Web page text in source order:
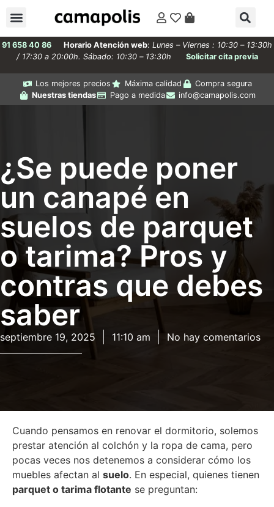
91 658 40 86 Horario Atención web: Lunes – Viernes : 10:30 – 13:30h
/ 17:30 a 20:00h. Sábado: 10:30 – 13:30h
Solicitar cita previa
Los mejores precios Máxima calidad
Compra segura
Nuestras tiendas
Pago a medida info@camapolis.com
¿Se puede poner
un canapé en
suelos de parquet
o tarima? Pros y
contras que debes
saber
septiembre 19, 2025 11:10 am No hay comentarios
Cuando pensamos en renovar el dormitorio, solemos
prestar atención al colchón y la ropa de cama, pero
pocas veces nos detenemos a considerar cómo los
muebles afectan al suelo. En especial, quienes tienen
parquet o tarima flotante se preguntan: